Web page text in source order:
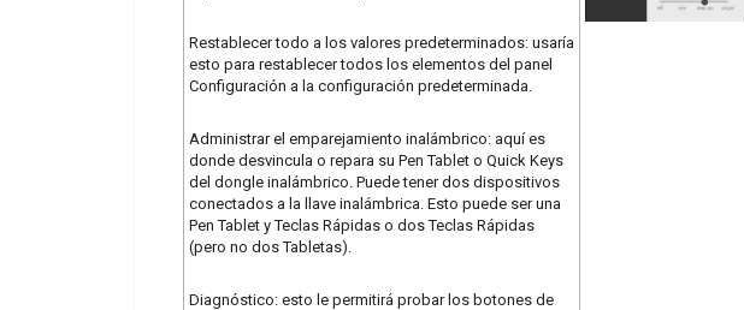
Restablecer todo a los valores predeterminados: usaría
esto para restablecer todos los elementos del panel
Configuración a la configuración predeterminada.
Administrar el emparejamiento inalámbrico: aquí es
donde desvincula o repara su Pen Tablet o Quick Keys
del dongle inalámbrico. Puede tener dos dispositivos
conectados a la llave inalámbrica. Esto puede ser una
Pen Tablet y Teclas Rápidas o dos Teclas Rápidas
(pero no dos Tabletas).
Diagnóstico: esto le permitirá probar los botones de